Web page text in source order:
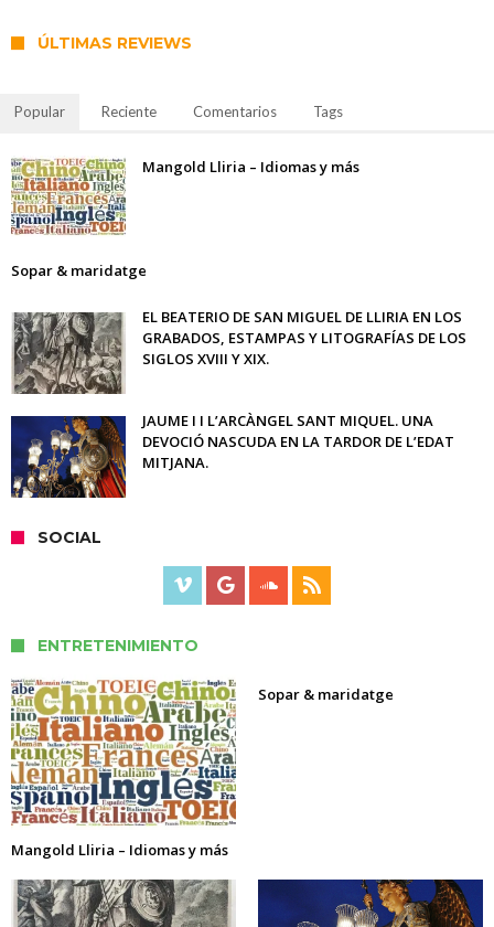
ÚLTIMAS REVIEWS
Popular Reciente Comentarios Tags
Mangold Lliria – Idiomas y más
Sopar & maridatge
EL BEATERIO DE SAN MIGUEL DE LLIRIA EN LOS
GRABADOS, ESTAMPAS Y LITOGRAFÍAS DE LOS
SIGLOS XVIII Y XIX.
JAUME I I L’ARCÀNGEL SANT MIQUEL. UNA
DEVOCIÓ NASCUDA EN LA TARDOR DE L’EDAT
MITJANA.
SOCIAL
ENTRETENIMIENTO
Mangold Lliria – Idiomas y más
Sopar & maridatge